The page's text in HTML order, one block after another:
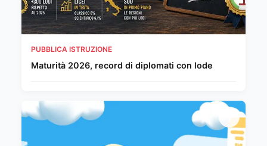
PUBBLICA ISTRUZIONE
Maturità 2026, record di diplomati con lode